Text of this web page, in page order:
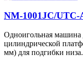
NM-1001JC/UTC-
Одноигольная машина
цилиндрической
мм) для подгибки